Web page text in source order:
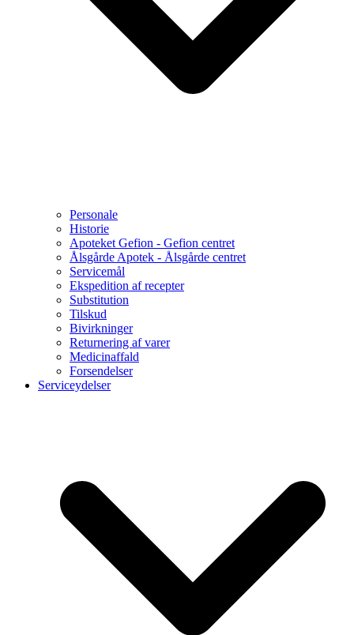
Personale
Historie
Apoteket Gefion - Gefion centret
Ålsgårde Apotek - Ålsgårde centret
Servicemål
Ekspedition af recepter
Substitution
Tilskud
Bivirkninger
Returnering af varer
Medicinaffald
Forsendelser
Serviceydelser